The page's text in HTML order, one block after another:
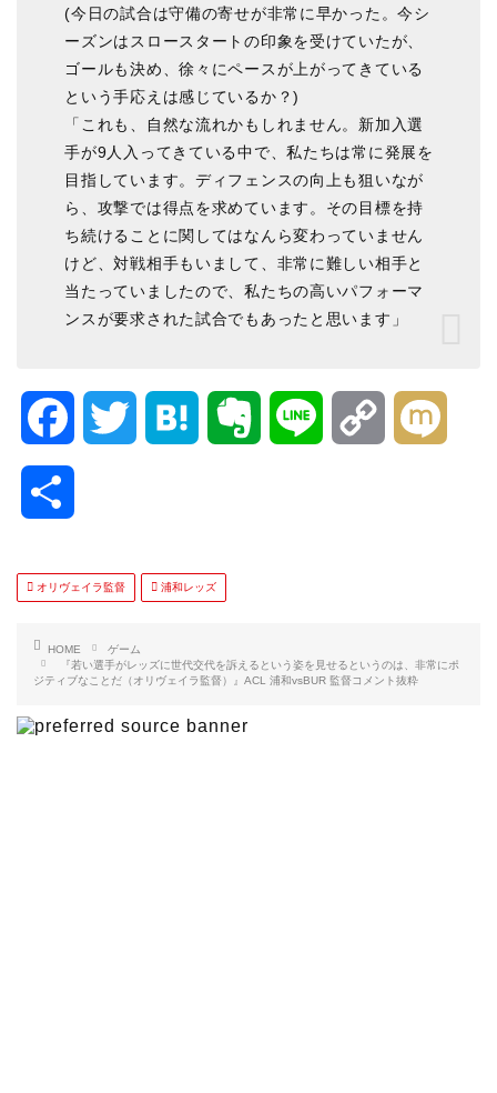
(今日の試合は守備の寄せが非常に早かった。今シ
ーズンはスロースタートの印象を受けていたが、
ゴールも決め、徐々にペースが上がってきている
という手応えは感じているか？)
「これも、自然な流れかもしれません。新加入選
手が9人入ってきている中で、私たちは常に発展を
目指しています。ディフェンスの向上も狙いなが
ら、攻撃では得点を求めています。その目標を持
ち続けることに関してはなんら変わっていません
けど、対戦相手もいまして、非常に難しい相手と
当たっていましたので、私たちの高いパフォーマ
ンスが要求された試合でもあったと思います」
e
o
o
t
e
r
e
a o i
オリヴェイラ監督 浦和レッズ
HOME
ゲーム
『若い選手がレッズに世代交代を訴えるという姿を見せるというのは、非常にポ
ジティブなことだ（オリヴェイラ監督）』ACL 浦和vsBUR 監督コメント抜粋